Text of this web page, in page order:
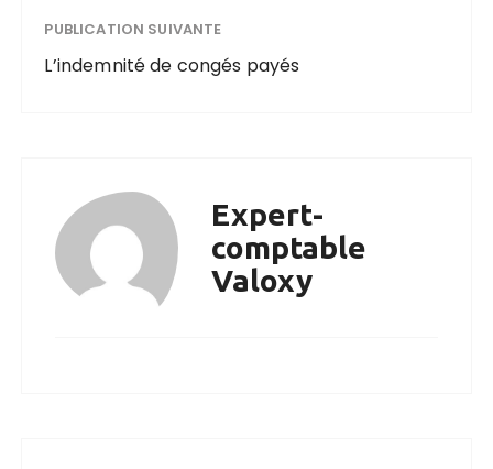
PUBLICATION SUIVANTE
L’indemnité de congés payés
Expert-
comptable
Valoxy